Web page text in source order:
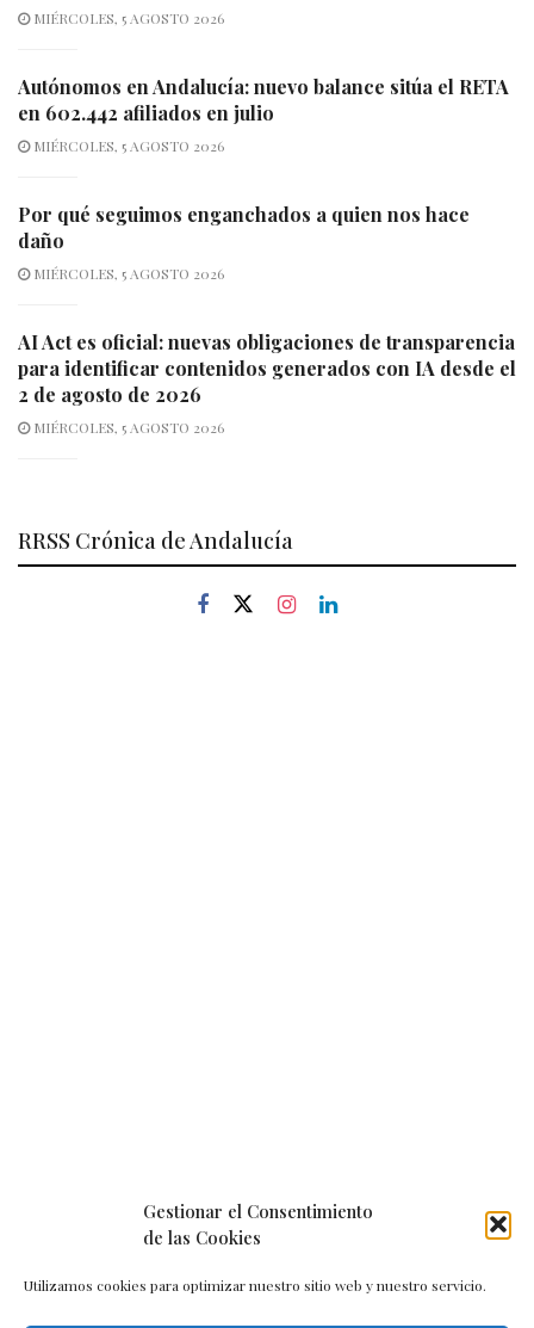
Gestionar el Consentimiento
de las Cookies
Utilizamos cookies para optimizar nuestro sitio web y nuestro servicio.
MIÉRCOLES, 5 AGOSTO 2026
Autónomos en Andalucía: nuevo balance sitúa el RETA
en 602.442 afiliados en julio
MIÉRCOLES, 5 AGOSTO 2026
Por qué seguimos enganchados a quien nos hace
daño
MIÉRCOLES, 5 AGOSTO 2026
AI Act es oficial: nuevas obligaciones de transparencia
para identificar contenidos generados con IA desde el
2 de agosto de 2026
MIÉRCOLES, 5 AGOSTO 2026
RRSS Crónica de Andalucía